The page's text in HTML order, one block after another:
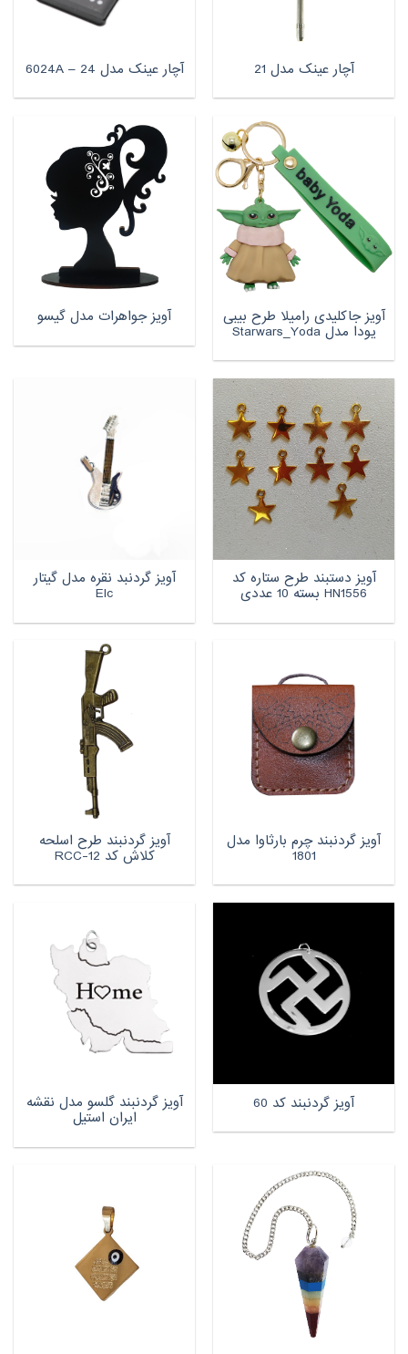
آچار عینک مدل 21 آچار عینک مدل 6024A – 24
آویز جاکلیدی رامیلا طرح بیبی
یودا مدل Starwars_Yoda
آویز جواهرات مدل گیسو
آویز دستبند طرح ستاره کد
HN1556 بسته 10 عددی
آویز گردنبد نقره مدل گیتار
Elc
آویز گردنبند چرم بارثاوا مدل
1801
آویز گردنبند طرح اسلحه
کلاش کد RCC-12
آویز گردنبند کد 60 آویز گردنبند گلسو مدل نقشه
ایران استیل